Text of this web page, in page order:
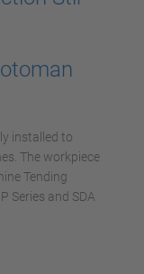
installed to
The workpiece
Tending
Series and SDA